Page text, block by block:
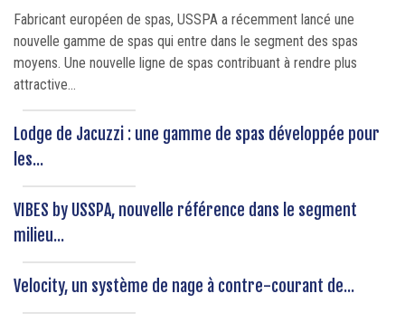
Fabricant européen de spas, USSPA a récemment lancé une
nouvelle gamme de spas qui entre dans le segment des spas
moyens. Une nouvelle ligne de spas contribuant à rendre plus
attractive...
Lodge de Jacuzzi : une gamme de spas développée pour
les...
VIBES by USSPA, nouvelle référence dans le segment
milieu...
Velocity, un système de nage à contre-courant de...